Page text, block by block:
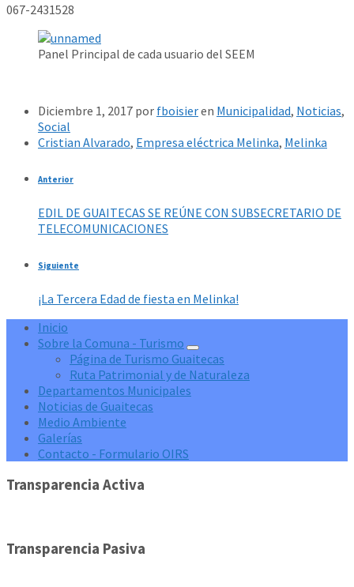
067-2431528
Panel Principal de cada usuario del SEEM
Diciembre 1, 2017 por fboisieren Municipalidad, Noticias,
Social
Cristian Alvarado, Empresa eléctrica Melinka, Melinka
Anterior
EDIL DE GUAITECAS SE REÚNE CON SUBSECRETARIO DE
TELECOMUNICACIONES
Siguiente
¡La Tercera Edad de fiesta en Melinka!
Inicio
Sobre la Comuna - Turismo
Página de Turismo Guaitecas
Ruta Patrimonial y de Naturaleza
Departamentos Municipales
Noticias de Guaitecas
Medio Ambiente
Galerías
Contacto - Formulario OIRS
Transparencia Activa
Transparencia Pasiva